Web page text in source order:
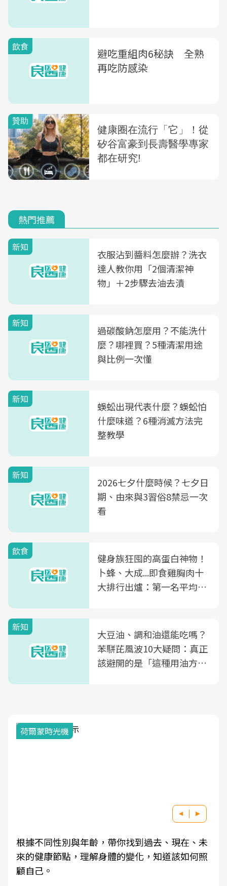
飲食
避吃重組肉6秘訣 全熟
再吃防感染
熱門推薦
新知
衣服沾到醬料怎麼辦？洗衣
達人教你用「2個清潔神
物」＋2步驟去油去漬
新知
過碳酸鈉怎麼用？不能洗什
麼？哪裡買？5種清潔用途
與比例一次懂
新知
蜈蚣出現代表什麼？蜈蚣怕
什麼味道？6種消滅方法完
整教學
新知
2026七夕什麼時候？七夕日
期、由來與3習俗8禁忌一次
看
飲食
健身族狂囤的高蛋白神物！
卜蜂、大成...即食雞胸肉十
大排行出爐：第一名平均一
新知
大豆油、調和油還能吃嗎？
苯駢芘風波10大疑問：真正
該避開的是「這種用油方
荷爾蒙時光機
根據不同性別與年齡，帶你找到過去、現在、未
來的健康節點，理解身體的變化，知道該如何照
顧自己。